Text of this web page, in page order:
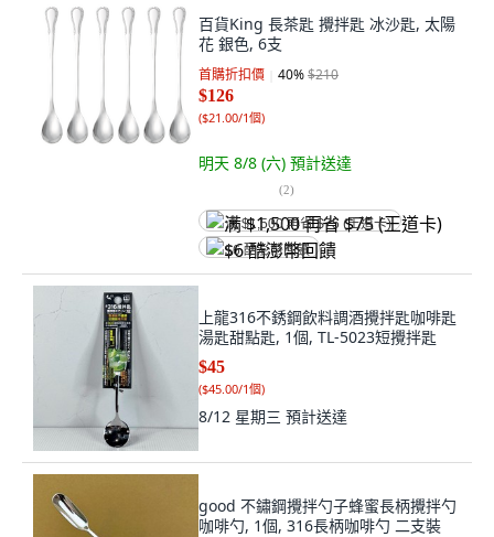
百貨King 長茶匙 攪拌匙 冰沙匙, 太陽
花 銀色, 6支
首購折扣價 40%$210
$126
($21.00/1個)
明天 8/8 (六) 預計送達
(2)
满 $1,500 再省 $75 (王道卡)
$6 酷澎幣回饋
上龍316不銹鋼飲料調酒攪拌匙咖啡匙
湯匙甜點匙, 1個, TL-5023短攪拌匙
$45
($45.00/1個)
8/12 星期三 預計送達
good 不鏽鋼攪拌勺子蜂蜜長柄攪拌勺
咖啡勺, 1個, 316長柄咖啡勺 二支裝